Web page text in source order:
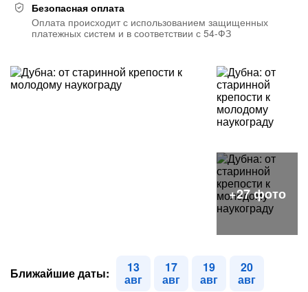
Безопасная оплата
Оплата происходит с использованием защищенных
платежных систем и в соответствии с 54-ФЗ
Ближайшие даты: 13
авг
17
авг
19
авг
20
авг